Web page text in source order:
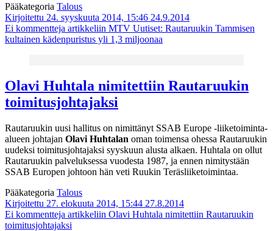
Pääkategoria Talous
Kirjoitettu 24. syyskuuta 2014, 15:46 24.9.2014
Ei kommentteja artikkeliin MTV Uutiset: Rautaruukin Tammisen
kultainen kädenpuristus yli 1,3 miljoonaa
Olavi Huhtala nimitettiin Rautaruukin
toimitusjohtajaksi
Rautaruukin uusi hallitus on nimittänyt SSAB Europe -liiketoiminta-
alueen johtajan Olavi Huhtalan oman toimensa ohessa Rautaruukin
uudeksi toimitusjohtajaksi syyskuun alusta alkaen. Huhtala on ollut
Rautaruukin palveluksessa vuodesta 1987, ja ennen nimitystään
SSAB Europen johtoon hän veti Ruukin Teräsliiketoimintaa.
Pääkategoria Talous
Kirjoitettu 27. elokuuta 2014, 15:44 27.8.2014
Ei kommentteja artikkeliin Olavi Huhtala nimitettiin Rautaruukin
toimitusjohtajaksi